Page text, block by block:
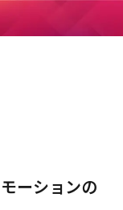
ーションの